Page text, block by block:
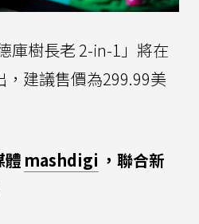
庫樹長老 2-in-1」將在
建議售價為299.99美
體 mashdigi ，聯合新